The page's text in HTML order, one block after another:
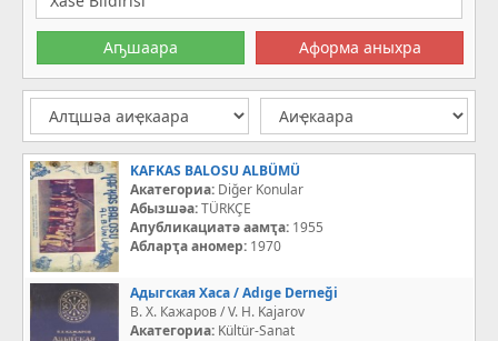
KAFKAS BALOSU ALBÜMÜ
Акатегориа: Diğer Konular
Абызшәа:TÜRKÇE
Апубликациатә аамҭа: 1955
Абларҭа аномер: 1970
Адыгская Хаса / Adıge Derneği
В. Х. Кажаров / V. H. Kajarov
Акатегориа: Kültür-Sanat